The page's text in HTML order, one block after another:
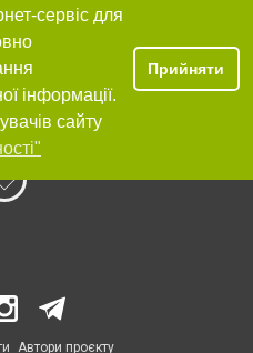
сервіс для
інформації.
сайту
Прийняти
Автори проєкту